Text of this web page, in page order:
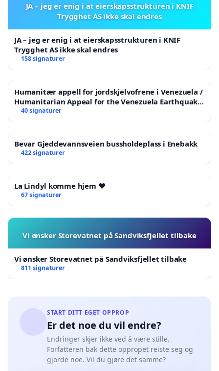
JA – jeg er enig i at eierskapsstrukturen i KNIF
Trygghet AS ikke skal endres
JA – jeg er enig i at eierskapsstrukturen i KNIF
Trygghet AS ikke skal endres
158 signaturer
Humanitær appell for jordskjelvofrene i Venezuela /
Humanitarian Appeal for the Venezuela Earthquake
Victims
40 signaturer
Bevar Gjeddevannsveien bussholdeplass i Enebakk
422 signaturer
La Lindyl komme hjem ❤️
67 signaturer
Vi ønsker Storevatnet på Sandviksfjellet tilbake
Vi ønsker Storevatnet på Sandviksfjellet tilbake
811 signaturer
START DITT EGET OPPROP
Er det noe du vil endre?
Endringer skjer ikke ved å være stille.
Forfatteren bak dette oppropet reiste seg og
gjorde noe. Vil du gjøre det samme?